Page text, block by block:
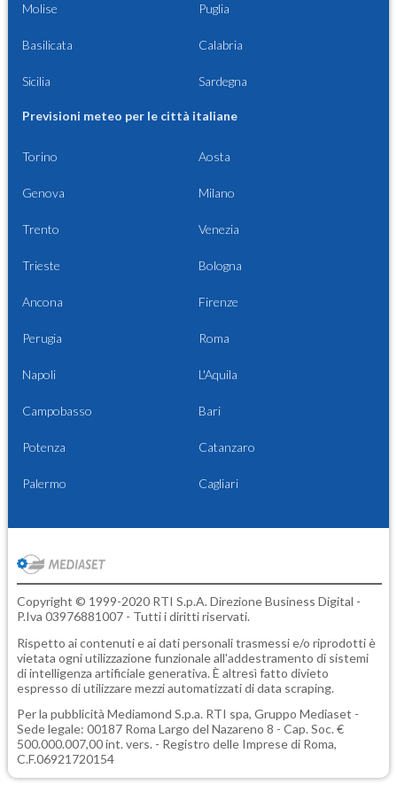
Molise Puglia
Basilicata Calabria
Sicilia Sardegna
Previsioni meteo per le città italiane
Torino Aosta
Genova Milano
Trento Venezia
Trieste Bologna
Ancona Firenze
Perugia Roma
Napoli L'Aquila
Campobasso Bari
Potenza Catanzaro
Palermo Cagliari
Copyright © 1999-2020 RTI S.p.A. Direzione Business Digital -
P.Iva 03976881007 - Tutti i diritti riservati.
Rispetto ai contenuti e ai dati personali trasmessi e/o riprodotti è
vietata ogni utilizzazione funzionale all'addestramento di sistemi
di intelligenza artificiale generativa. È altresì fatto divieto
espresso di utilizzare mezzi automatizzati di data scraping.
Per la pubblicità Mediamond S.p.a. RTI spa, Gruppo Mediaset -
Sede legale: 00187 Roma Largo del Nazareno 8 - Cap. Soc. €
500.000.007,00 int. vers. - Registro delle Imprese di Roma,
C.F.06921720154